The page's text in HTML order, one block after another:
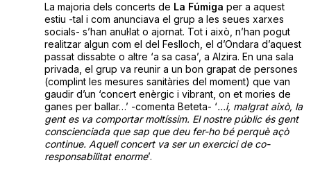
La majoria dels concerts de La Fúmiga per a aquest
estiu -tal i com anunciava el grup a les seues xarxes
socials- s’han anul·lat o ajornat. Tot i això, n’han pogut
realitzar algun com el del Feslloch, el d’Ondara d’aquest
passat dissabte o altre ‘a sa casa’, a Alzira. En una sala
privada, el grup va reunir a un bon grapat de persones
(complint les mesures sanitàries del moment) que van
gaudir d’un ‘concert enèrgic i vibrant, on et mories de
ganes per ballar…’ -comenta Beteta- ‘…i, malgrat això, la
gent es va comportar moltíssim. El nostre públic és gent
conscienciada que sap que deu fer-ho bé perquè açò
continue. Aquell concert va ser un exercici de co-
responsabilitat enorme’.